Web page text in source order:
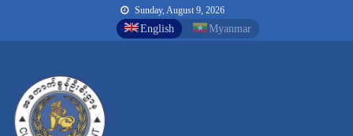
Sunday, August 9, 2026
English Myanmar